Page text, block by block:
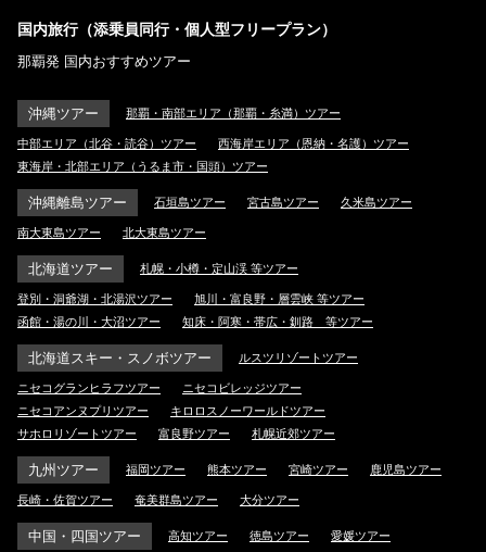
国内旅行（添乗員同行・個人型フリープラン）
那覇発 国内おすすめツアー
沖縄ツアー 那覇・南部エリア（那覇・糸満）ツアー
中部エリア（北谷・読谷）ツアー
西海岸エリア（恩納・名護）ツアー
東海岸・北部エリア（うるま市・国頭）ツアー
沖縄離島ツアー 石垣島ツアー 宮古島ツアー 久米島ツアー
南大東島ツアー 北大東島ツアー
北海道ツアー 札幌・小樽・定山渓 等ツアー
登別・洞爺湖・北湯沢ツアー
旭川・富良野・層雲峡 等ツアー
函館・湯の川・大沼ツアー
知床・阿寒・帯広・釧路 等ツアー
北海道スキー・スノボツアー ルスツリゾートツアー
ニセコグランヒラフツアー
ニセコビレッジツアー
ニセコアンヌプリツアー
キロロスノーワールドツアー
サホロリゾートツアー
富良野ツアー 札幌近郊ツアー
九州ツアー 福岡ツアー 熊本ツアー 宮崎ツアー 鹿児島ツアー
長崎・佐賀ツアー 奄美群島ツアー 大分ツアー
中国・四国ツアー 高知ツアー 徳島ツアー 愛媛ツアー